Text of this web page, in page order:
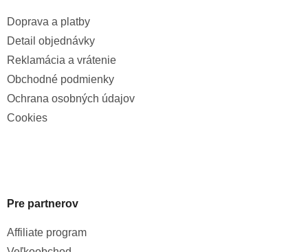
Doprava a platby
Detail objednávky
Reklamácia a vrátenie
Obchodné podmienky
Ochrana osobných údajov
Cookies
Pre partnerov
Affiliate program